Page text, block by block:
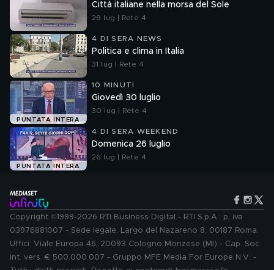
Città italiane nella morsa del Sole
29 lug | Rete 4
4 DI SERA NEWS
Politica e clima in Italia
31 lug | Rete 4
PUNTATA INTERA
10 MINUTI
Giovedì 30 luglio
30 lug | Rete 4
PUNTATA INTERA
4 DI SERA WEEKEND
Domenica 26 luglio
26 lug | Rete 4
Copyright ©1999-2026 RTI Business Digital - RTI S.p.A.: p. iva
03976881007 - Sede legale: Largo del Nazareno 8, 00187 Roma.
Uffici: Viale Europa 46, 20093 Cologno Monzese (MI) - Cap. Soc.
int. vers. € 500.000.007 - Gruppo MFE Media For Europe N.V. -